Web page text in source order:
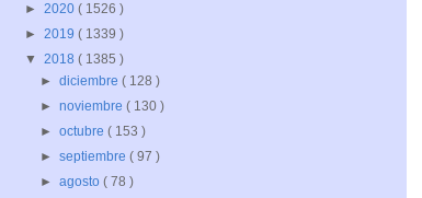
► 2020 ( 1526 )
► 2019 ( 1339 )
▼ 2018 ( 1385 )
►diciembre( 128 )
►noviembre( 130 )
►octubre( 153 )
►septiembre( 97 )
►agosto( 78 )